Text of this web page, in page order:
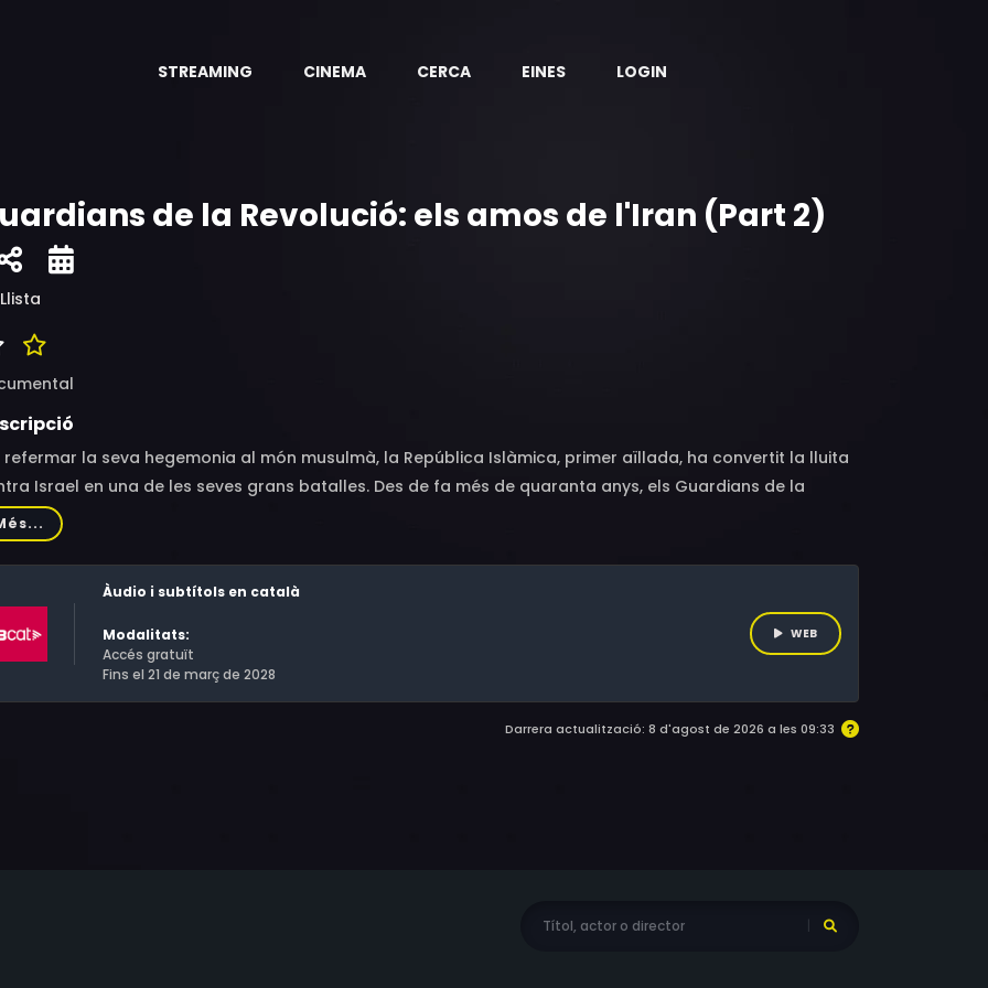
STREAMING CINEMA CERCA EINES LOGIN
de la Revolució: els amos de l'Iran (Part 2)
Llista
refermar la seva hegemonia al món musulmà, la República Islàmica, primer aïllada, ha convertit la lluita
Israel en una de les seves grans batalles. Des de fa més de quaranta anys, els Guardians de la
apliquen aquesta estratègia finançant una xarxa de milícies a tot l'Orient Mitjà. El 2019, els Estats
un altre objectiu important, els inclou a la llista d'organitzacions terroristes.
Àudio i subtítols en català
Modalitats:
Accés gratuït
Fins el 21 de març de 2028
WEB
Darrera actualització: 8 d'agost de 2026 a les 09:33